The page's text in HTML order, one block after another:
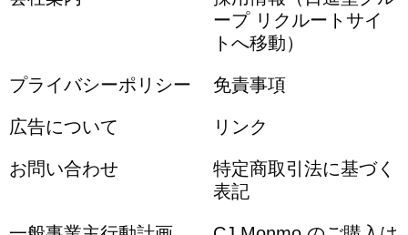
ープ リクルートサイ
トへ移動）
プライバシーポリシー 免責事項
広告について リンク
お問い合わせ
特定商取引法に基づく
表記